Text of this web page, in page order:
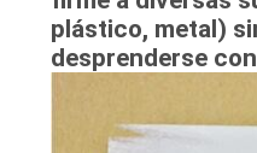
plástico, metal)
desprenderse